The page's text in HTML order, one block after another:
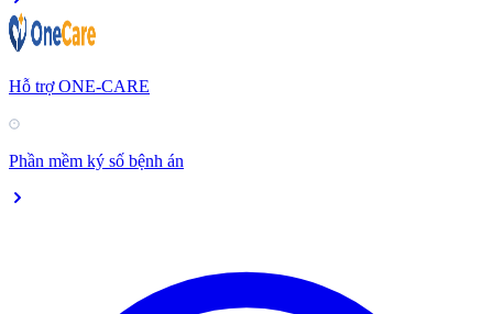
Hỗ trợ ONE-CARE
Phần mềm ký số bệnh án